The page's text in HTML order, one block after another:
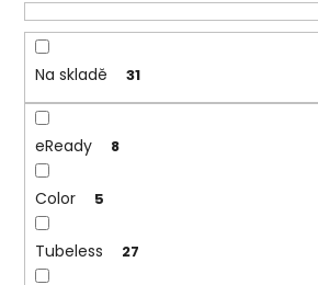
u
k
ů
Na skladě 31
eReady 8
Color 5
Tubeless 27
D
o
p
o
u